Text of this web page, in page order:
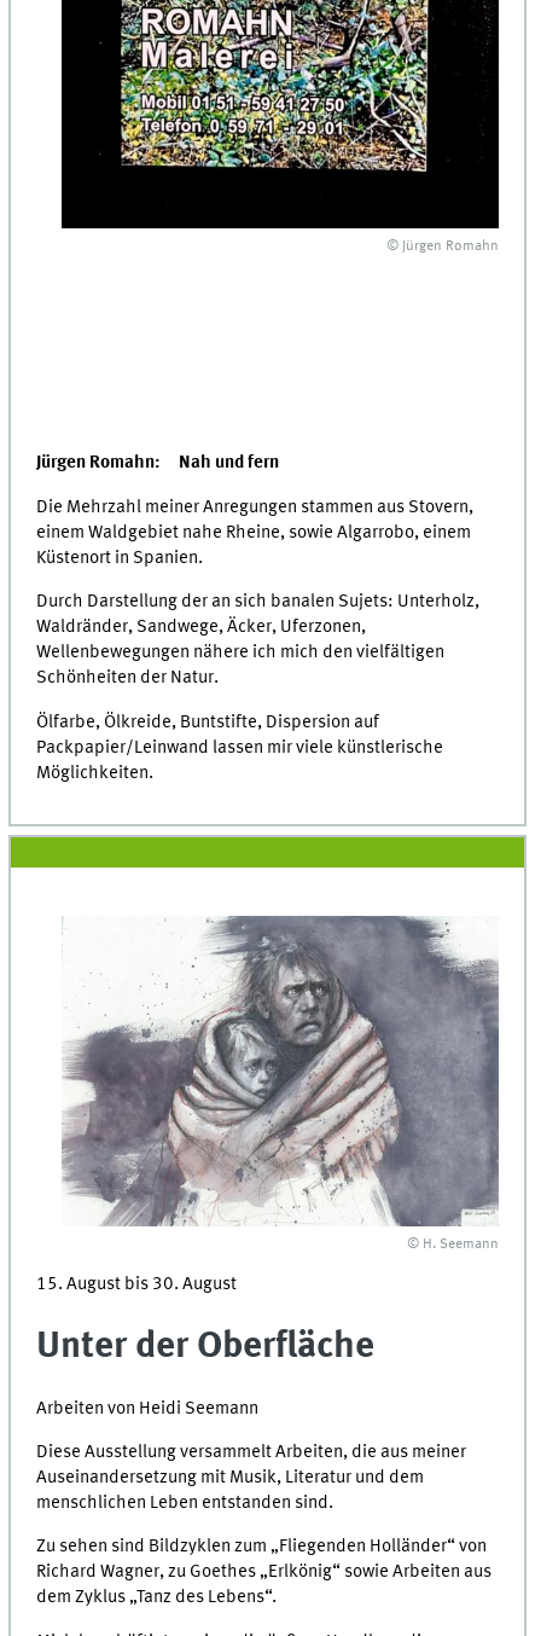
© Jürgen Romahn
Jürgen Romahn: Nah und fern
Die Mehrzahl meiner Anregungen stammen aus Stovern,
einem Waldgebiet nahe Rheine, sowie Algarrobo, einem
Küstenort in Spanien.
Durch Darstellung der an sich banalen Sujets: Unterholz,
Waldränder, Sandwege, Äcker, Uferzonen,
Wellenbewegungen nähere ich mich den vielfältigen
Schönheiten der Natur.
Ölfarbe, Ölkreide, Buntstifte, Dispersion auf
Packpapier/Leinwand lassen mir viele künstlerische
Möglichkeiten.
© H. Seemann
15. August bis 30. August
Unter der Oberfläche
Arbeiten von Heidi Seemann
Diese Ausstellung versammelt Arbeiten, die aus meiner
Auseinandersetzung mit Musik, Literatur und dem
menschlichen Leben entstanden sind.
Zu sehen sind Bildzyklen zum „Fliegenden Holländer“ von
Richard Wagner, zu Goethes „Erlkönig“ sowie Arbeiten aus
dem Zyklus „Tanz des Lebens“.